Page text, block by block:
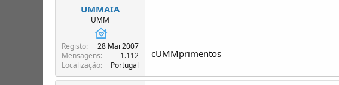
UMMAIA
UMM
Registo
28 Mai 2007
Mensagens
1.112
Localização
Portugal
cUMMprimentos